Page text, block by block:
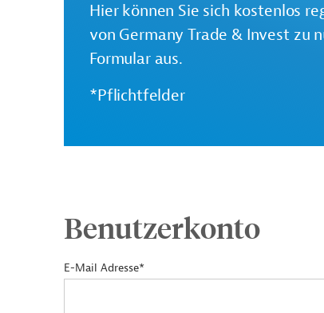
Hier können Sie sich kostenlos
von Germany Trade & Invest zu
Formular aus.
*Pflichtfelder
Benutzerkonto
E-Mail Adresse*